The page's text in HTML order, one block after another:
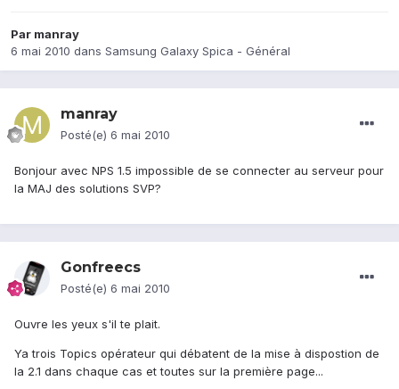
Par manray
6 mai 2010 dans Samsung Galaxy Spica - Général
manray
Posté(e) 6 mai 2010
Bonjour avec NPS 1.5 impossible de se connecter au serveur pour
la MAJ des solutions SVP?
Gonfreecs
Posté(e) 6 mai 2010
Ouvre les yeux s'il te plait.
Ya trois Topics opérateur qui débatent de la mise à dispostion de
la 2.1 dans chaque cas et toutes sur la première page...